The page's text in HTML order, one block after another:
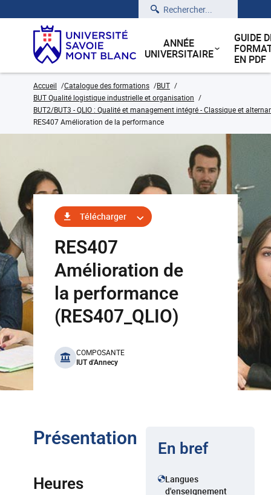
Rechercher
ANNÉE
UNIVERSITAIRE
GUIDE
EN PDF
Accueil Catalogue des formations
BUT
BUT Qualité logistique industrielle et organisation
BUT2/BUT3 - QLIO : Qualité et management intégré - Classique et
RES407 Amélioration de la performance
Télécharger
RES407
Amélioration de
la performance
(RES407_QLIO)
benefits
COMPOSANTE
IUT d'Annecy
Présentation
Heures
En bref
Langues
d'enseignement